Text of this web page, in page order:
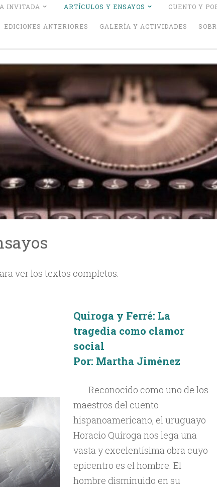
INVITADA ARTÍCULOS Y ENSAYOS CUENTO Y
EDICIONES ANTERIORES GALERÍA Y ACTIVIDADES
ver los textos completos.
Quiroga y Ferré: La
tragedia como clamor
social
Por: Martha Jiménez
Reconocido como uno de los
maestros del cuento
hispanoamericano, el uruguayo
Horacio Quiroga nos lega una
vasta y excelentísima obra cuyo
epicentro es el hombre. El
hombre disminuido en su